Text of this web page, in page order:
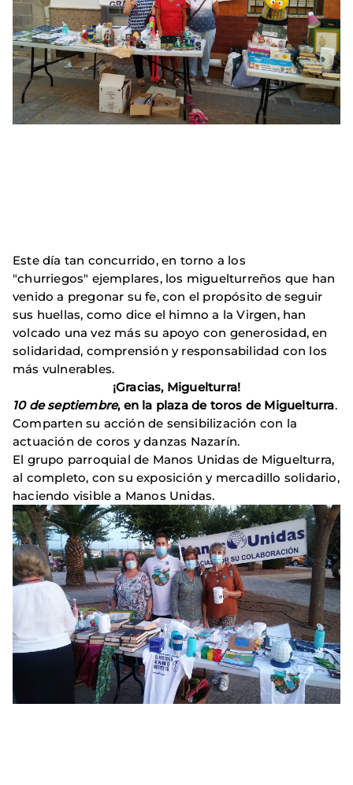
Este día tan concurrido, en torno a los
"churriegos" ejemplares, los miguelturreños que han
venido a pregonar su fe, con el propósito de seguir
sus huellas, como dice el himno a la Virgen, han
volcado una vez más su apoyo con generosidad, en
solidaridad, comprensión y responsabilidad con los
más vulnerables.
¡Gracias, Miguelturra!
10 de septiembre, en la plaza de toros de Miguelturra.
Comparten su acción de sensibilización con la
actuación de coros y danzas Nazarín.
El grupo parroquial de Manos Unidas de Miguelturra,
al completo, con su exposición y mercadillo solidario,
haciendo visible a Manos Unidas.